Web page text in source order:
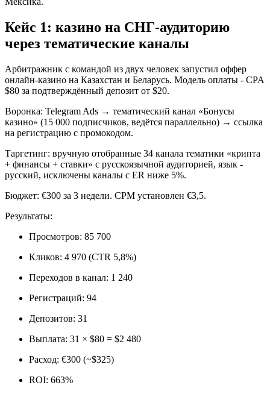
Кейс 1: казино на СНГ-аудиторию
через тематические каналы
Арбитражник с командой из двух человек запустил оффер
онлайн-казино на Казахстан и Беларусь. Модель оплаты - CPA
$80 за подтверждённый депозит от $20.
Воронка: Telegram Ads → тематический канал «Бонусы
казино» (15 000 подписчиков, ведётся параллельно) → ссылка
на регистрацию с промокодом.
Таргетинг: вручную отобранные 34 канала тематики «крипта
+ финансы + ставки» с русскоязычной аудиторией, язык -
русский, исключены каналы с ER ниже 5%.
Бюджет: €300 за 3 недели. CPM установлен €3,5.
Результаты:
Просмотров: 85 700
Кликов: 4 970 (CTR 5,8%)
Переходов в канал: 1 240
Регистраций: 94
Депозитов: 31
Выплата: 31 × $80 = $2 480
Расход: €300 (~$325)
ROI: 663%